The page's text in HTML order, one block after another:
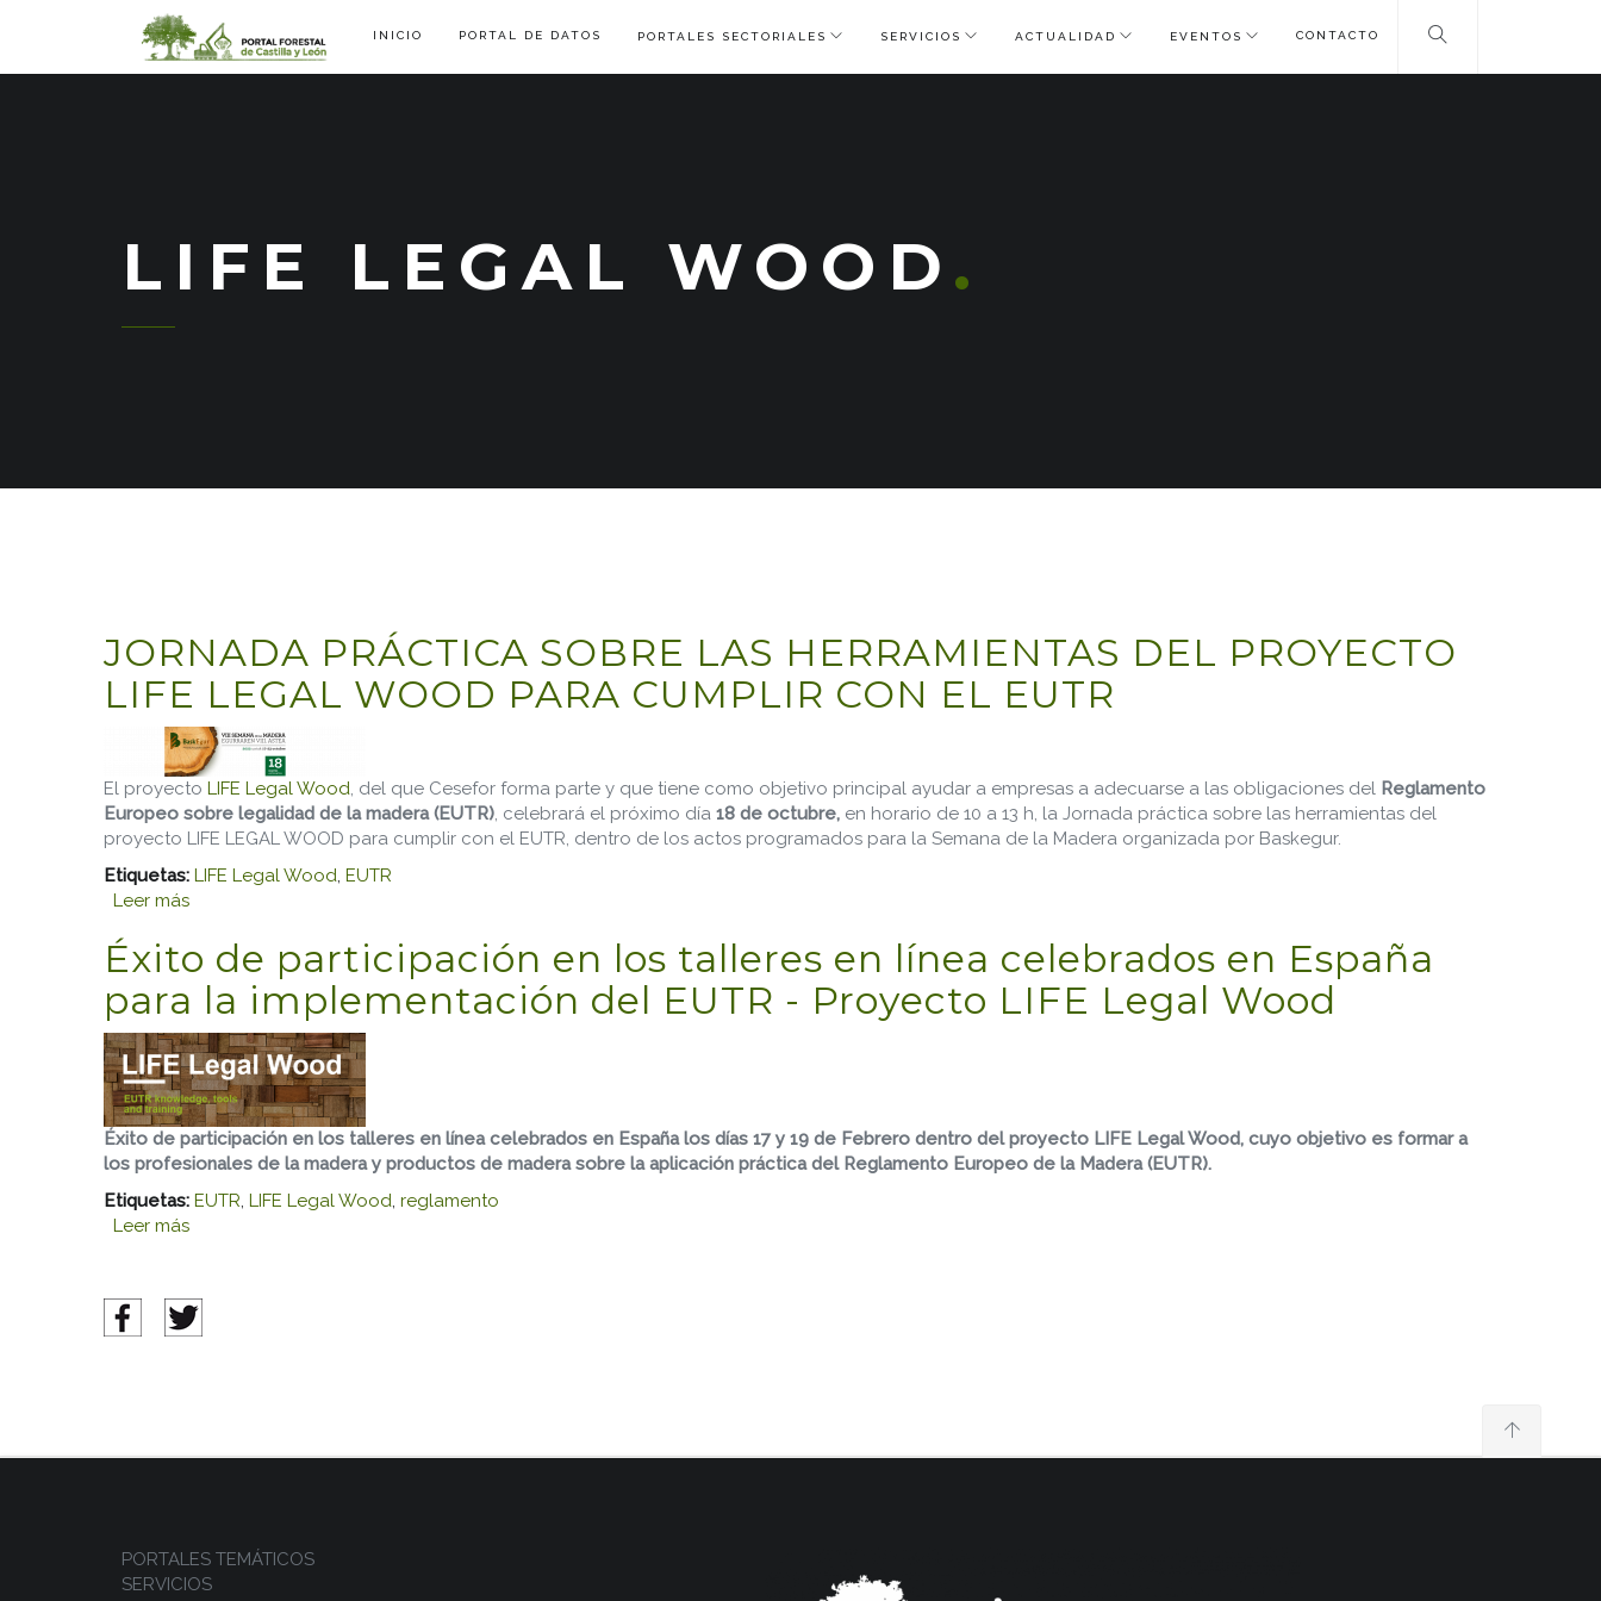
INICIO PORTAL DE DATOS PORTALES SECTORIALES SERVICIOS ACTUALIDAD EVENTOS CONTACTO
LIFE LEGAL WOOD
JORNADA PRÁCTICA SOBRE LAS HERRAMIENTAS DEL PROYECTO
LIFE LEGAL WOOD PARA CUMPLIR CON EL EUTR
El proyecto LIFE Legal Wood, del que Cesefor forma parte y que tiene como objetivo principal ayudar a empresas a adecuarse a las obligaciones del Reglamento
Europeo sobre legalidad de la madera (EUTR), celebrará el próximo día 18 de octubre, en horario de 10 a 13 h, la Jornada práctica sobre las herramientas del
proyecto LIFE LEGAL WOOD para cumplir con el EUTR, dentro de los actos programados para la Semana de la Madera organizada por Baskegur.
Etiquetas: LIFE Legal Wood, EUTR
Leer mássobre JORNADA PRÁCTICA SOBRE LAS HERRAMIENTAS DEL PROYECTO LIFE LEGAL WOOD PARA CUMPLIR CON EL EUTR
Éxito de participación en los talleres en línea celebrados en España
para la implementación del EUTR - Proyecto LIFE Legal Wood
Éxito de participación en los talleres en línea celebrados en España los días 17 y 19 de Febrero dentro del proyecto LIFE Legal Wood, cuyo objetivo es formar a
los profesionales de la madera y productos de madera sobre la aplicación práctica del Reglamento Europeo de la Madera (EUTR).
Etiquetas: EUTR, LIFE Legal Wood, reglamento
Leer mássobre Éxito de participación en los talleres en línea celebrados en España para la implementación del EUTR - Proyecto LIFE Legal Wood
PORTALES TEMÁTICOS
SERVICIOS